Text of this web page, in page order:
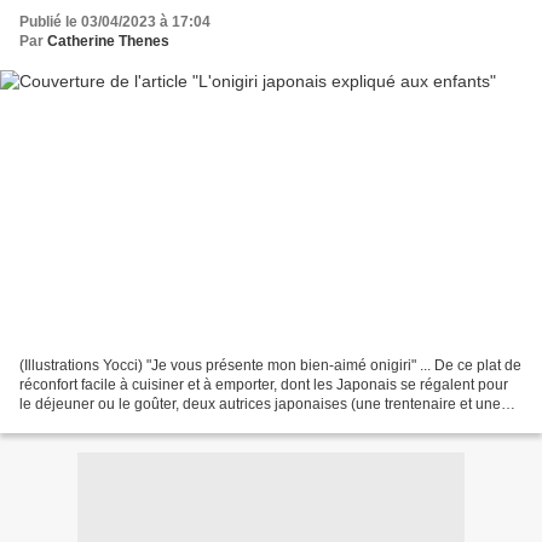
Publié le 03/04/2023 à 17:04
Par Catherine Thenes
(Illustrations Yocci) "Je vous présente mon bien-aimé onigiri" ... De ce plat de
réconfort facile à cuisiner et à emporter, dont les Japonais se régalent pour
le déjeuner ou le goûter, deux autrices japonaises (une trentenaire et une